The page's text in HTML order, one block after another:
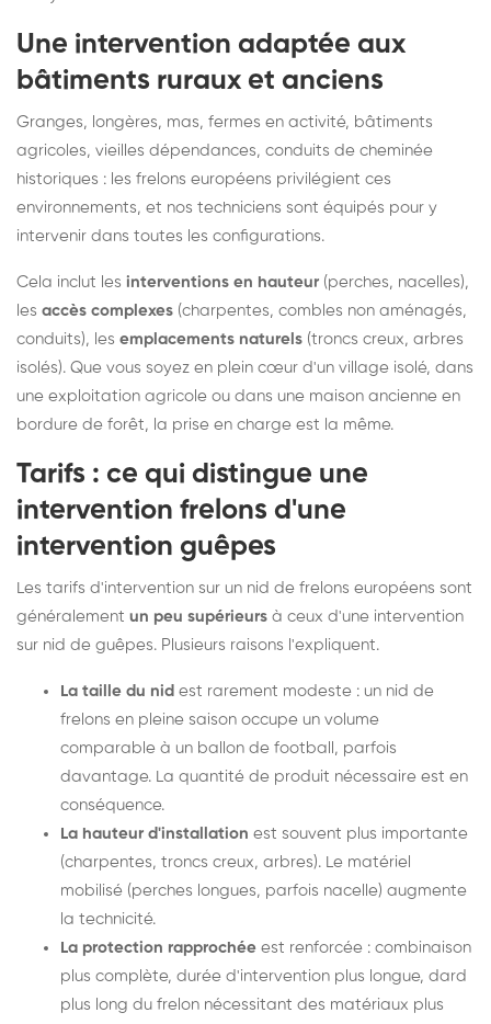
Une intervention adaptée aux
bâtiments ruraux et anciens
Granges, longères, mas, fermes en activité, bâtiments
agricoles, vieilles dépendances, conduits de cheminée
historiques : les frelons européens privilégient ces
environnements, et nos techniciens sont équipés pour y
intervenir dans toutes les configurations.
Cela inclut les interventions en hauteur (perches, nacelles),
les accès complexes (charpentes, combles non aménagés,
conduits), les emplacements naturels (troncs creux, arbres
isolés). Que vous soyez en plein cœur d'un village isolé, dans
une exploitation agricole ou dans une maison ancienne en
bordure de forêt, la prise en charge est la même.
Tarifs : ce qui distingue une
intervention frelons d'une
intervention guêpes
Les tarifs d'intervention sur un nid de frelons européens sont
généralement un peu supérieurs à ceux d'une intervention
sur nid de guêpes. Plusieurs raisons l'expliquent.
La taille du nid est rarement modeste : un nid de
frelons en pleine saison occupe un volume
comparable à un ballon de football, parfois
davantage. La quantité de produit nécessaire est en
conséquence.
La hauteur d'installation est souvent plus importante
(charpentes, troncs creux, arbres). Le matériel
mobilisé (perches longues, parfois nacelle) augmente
la technicité.
La protection rapprochée est renforcée : combinaison
plus complète, durée d'intervention plus longue, dard
plus long du frelon nécessitant des matériaux plus